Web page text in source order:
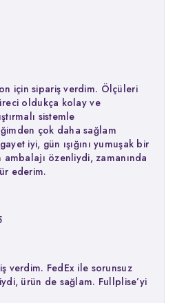
için sipariş verdim. Ölçüleri
oldukça kolay ve
sistemle
çok daha sağlam
iyi, gün ışığını yumuşak bir
özenliydi, zamanında
ederim.
verdim. FedEx ile sorunsuz
ürün de sağlam. Fullplise’yi